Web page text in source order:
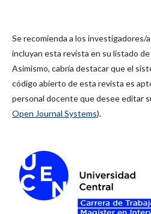
Se recomienda a los investigadores/
incluyan esta revista en su listado
Asimismo, cabría destacar que el
código abierto de esta revista es
personal docente que desee editar
Open Journal Systems).